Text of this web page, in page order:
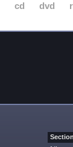
cd dvd